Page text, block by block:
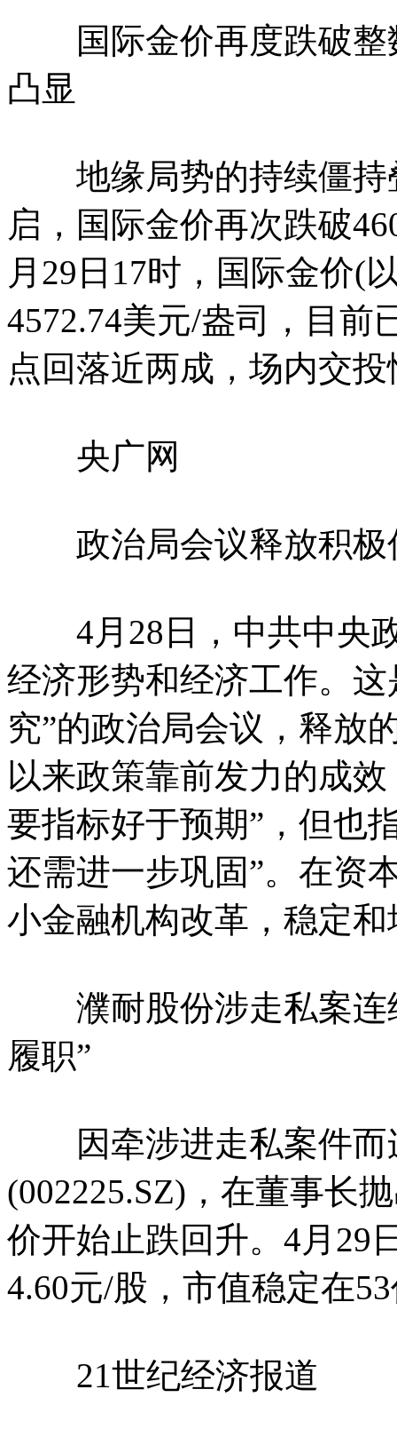
国际金价再度跌破整
凸显
地缘局势的持续僵持
启，国际金价再次跌破
月29日17时，国际金价(
4572.74美元/盎司，目前
点回落近两成，场内交
央广网
政治局会议释放积极
4月28日，中共中央政
经济形势和经济工作。
究”的政治局会议，释放
以来政策靠前发力的成
要指标好于预期”，但也
还需进一步巩固”。在资
小金融机构改革，稳定
濮耐股份涉走私案连
履职”
因牵涉进走私案件而
(002225.SZ)，在董事长
价开始止跌回升。4月29
4.60元/股，市值稳定在
21世纪经济报道